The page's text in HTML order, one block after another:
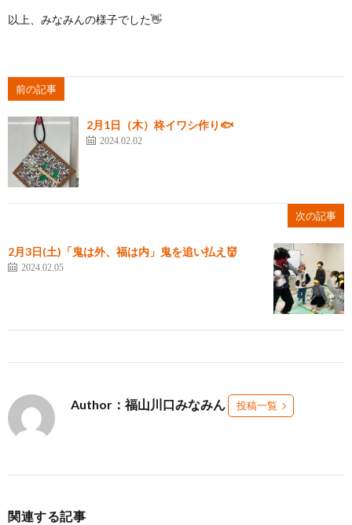
以上、みなみんの様子でした👋
前の記事
2月1日（木）柊イワシ作り🐟
2024.02.02
次の記事
2月3日(土)「鬼は外、福は内」鬼を追い払え👹
2024.02.05
Author：福山川口みなみん 投稿一覧
関連する記事